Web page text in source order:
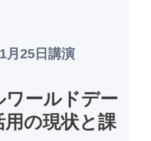
月25日講演
ワールドデー
用の現状と課